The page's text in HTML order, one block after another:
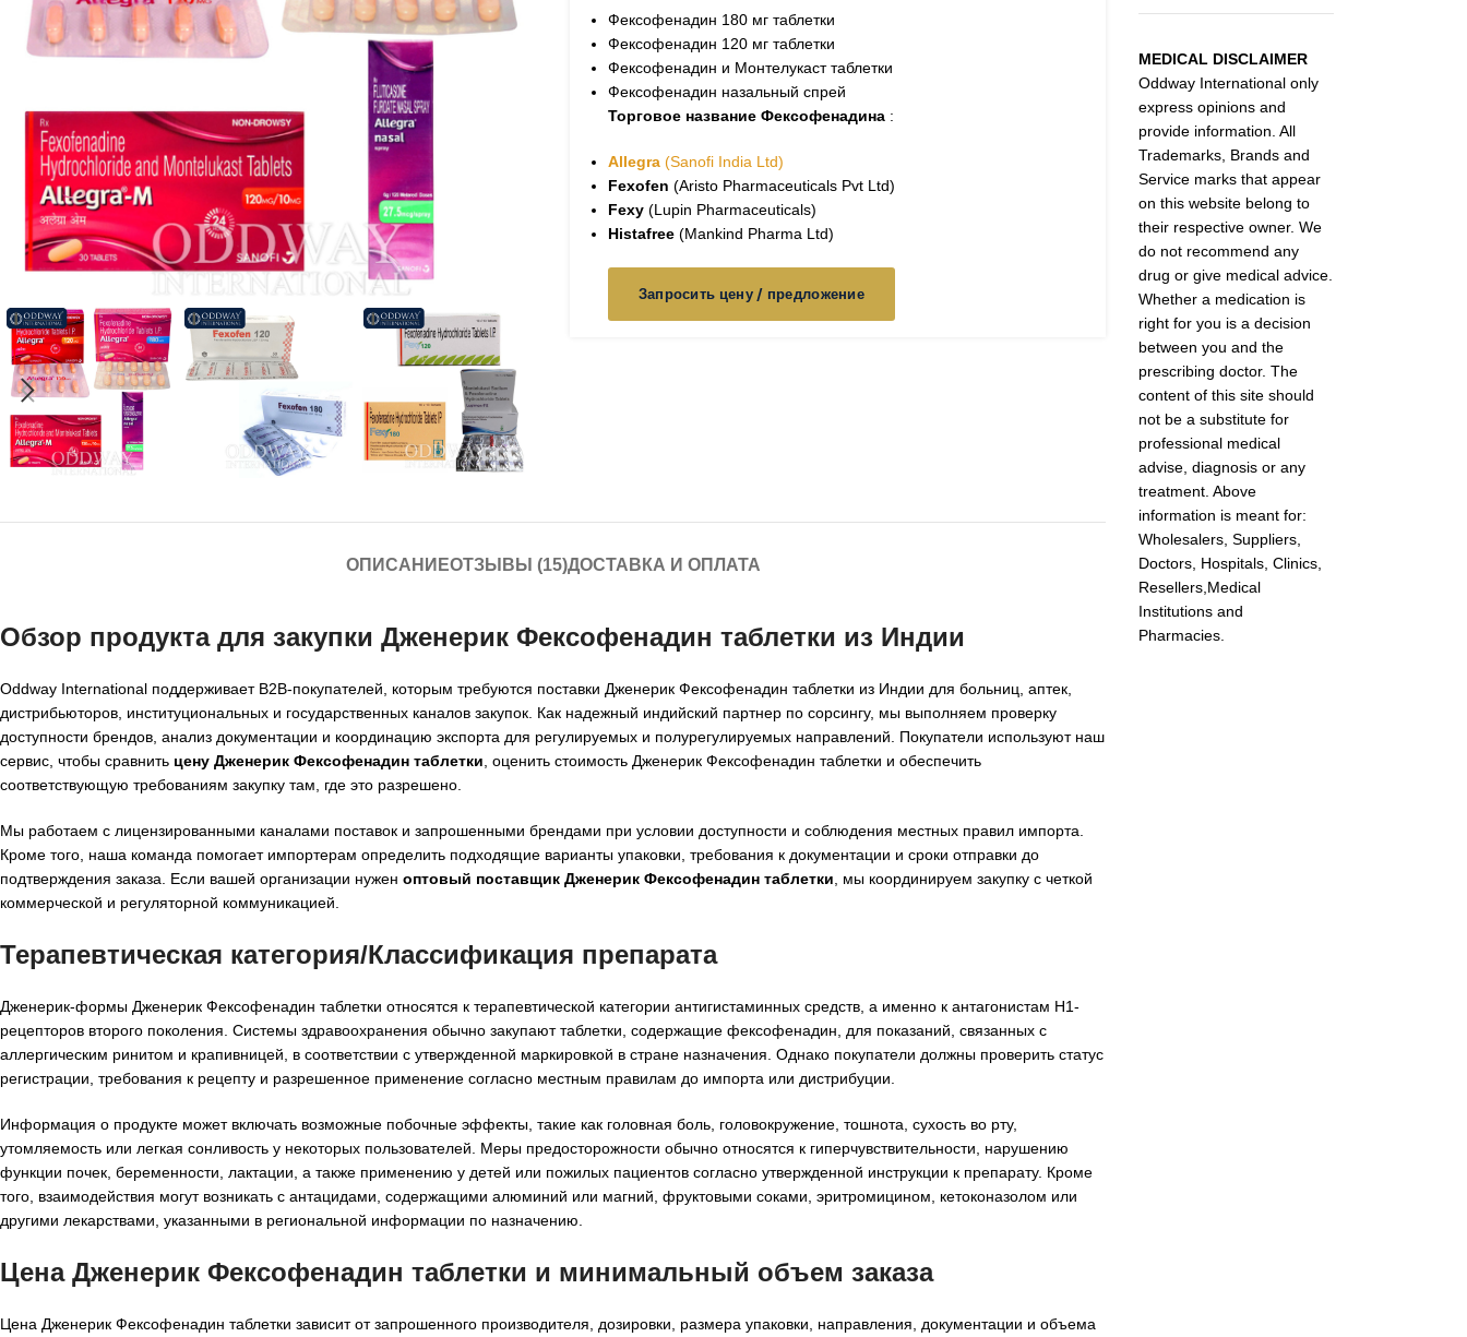
Фексофенадин 180​ мг таблетки
Фексофенадин 120​ мг таблетки
Фексофенадин и Монтелукаст таблетки
Фексофенадин назальный спрей
Торговое название Фексофенадина:
Allegra(Sanofi India Ltd)
Fexofen (Aristo Pharmaceuticals Pvt Ltd)
Fexy(Lupin Pharmaceuticals)
Histafree(Mankind Pharma Ltd)
Запросить цену / предложение
ОПИСАНИЕОТЗЫВЫ (15)ДОСТАВКА И ОПЛАТА
Обзор продукта для закупки Дженерик Фексофенадин таблетки из Индии
Oddway International поддерживает B2B-покупателей, которым требуются поставки Дженерик Фексофенадин таблетки из Индии для больниц, аптек,
дистрибьюторов, институциональных и государственных каналов закупок. Как надежный индийский партнер по сорсингу, мы выполняем проверку
доступности брендов, анализ документации и координацию экспорта для регулируемых и полурегулируемых направлений. Покупатели используют наш
сервис, чтобы сравнить цену Дженерик Фексофенадин таблетки , оценить стоимость Дженерик Фексофенадин таблетки и обеспечить
соответствующую требованиям закупку там, где это разрешено.
Мы работаем с лицензированными каналами поставок и запрошенными брендами при условии доступности и соблюдения местных правил импорта.
Кроме того, наша команда помогает импортерам определить подходящие варианты упаковки, требования к документации и сроки отправки до
подтверждения заказа. Если вашей организации нужен оптовый поставщик Дженерик Фексофенадин таблетки , мы координируем закупку с четкой
коммерческой и регуляторной коммуникацией.
Терапевтическая категория/Классификация препарата
Дженерик-формы Дженерик Фексофенадин таблетки относятся к терапевтической категории антигистаминных средств, а именно к антагонистам H1-
рецепторов второго поколения. Системы здравоохранения обычно закупают таблетки, содержащие фексофенадин, для показаний, связанных с
аллергическим ринитом и крапивницей, в соответствии с утвержденной маркировкой в стране назначения. Однако покупатели должны проверить статус
регистрации, требования к рецепту и разрешенное применение согласно местным правилам до импорта или дистрибуции.
Информация о продукте может включать возможные побочные эффекты, такие как головная боль, головокружение, тошнота, сухость во рту,
утомляемость или легкая сонливость у некоторых пользователей. Меры предосторожности обычно относятся к гиперчувствительности, нарушению
функции почек, беременности, лактации, а также применению у детей или пожилых пациентов согласно утвержденной инструкции к препарату. Кроме
того, взаимодействия могут возникать с антацидами, содержащими алюминий или магний, фруктовыми соками, эритромицином, кетоконазолом или
другими лекарствами, указанными в региональной информации по назначению.
Цена Дженерик Фексофенадин таблетки и минимальный объем заказа
Цена Дженерик Фексофенадин таблетки зависит от запрошенного производителя, дозировки, размера упаковки, направления, документации и объема
MEDICAL DISCLAIMER
Oddway International only
express opinions and
provide information. All
Trademarks, Brands and
Service marks that appear
on this website belong to
their respective owner. We
do not recommend any
drug or give medical advice.
Whether a medication is
right for you is a decision
between you and the
prescribing doctor. The
content of this site should
not be a substitute for
professional medical
advise, diagnosis or any
treatment. Above
information is meant for:
Wholesalers, Suppliers,
Doctors, Hospitals, Clinics,
Resellers,Medical
Institutions and
Pharmacies.